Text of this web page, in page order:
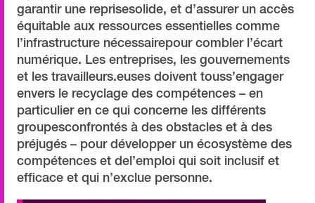
garantir une reprisesolide, et d’assurer un accès
équitable aux ressources essentielles comme
l’infrastructure nécessairepour combler l’écart
numérique. Les entreprises, les gouvernements
et les travailleurs.euses doivent touss’engager
envers le recyclage des compétences – en
particulier en ce qui concerne les différents
groupesconfrontés à des obstacles et à des
préjugés – pour développer un écosystème des
compétences et del’emploi qui soit inclusif et
efficace et qui n’exclue personne.